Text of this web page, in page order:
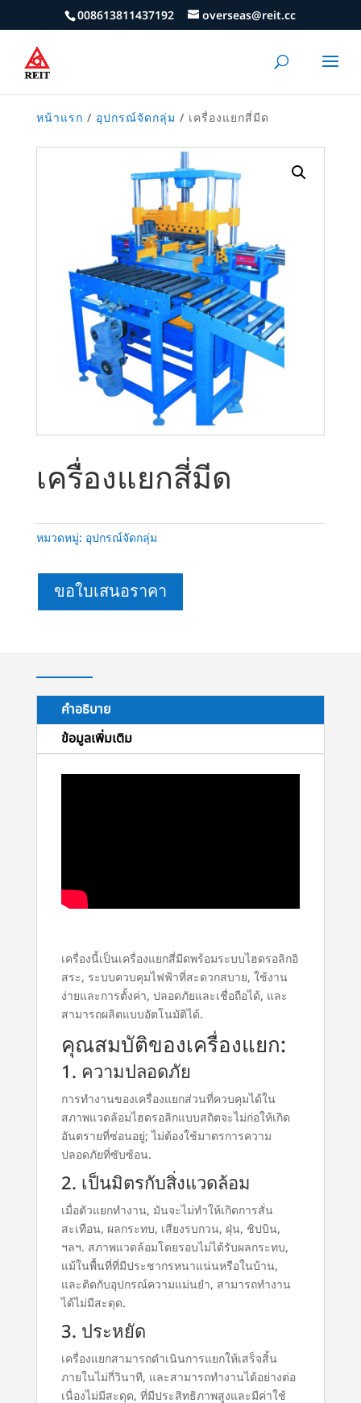
008613811437192 overseas@reit.cc
หน้าแรก / อุปกรณ์จัดกลุ่ม / เครื่องแยกสี่มีด
เครื่องแยกสี่มีด
หมวดหมู่: อุปกรณ์จัดกลุ่ม
ขอใบเสนอราคา
คำอธิบาย
ข้อมูลเพิ่มเติม
เครื่องนี้เป็นเครื่องแยกสี่มีดพร้อมระบบไฮดรอลิกอิ
สระ, ระบบควบคุมไฟฟ้าที่สะดวกสบาย, ใช้งาน
ง่ายและการตั้งค่า, ปลอดภัยและเชื่อถือได้, และ
สามารถผลิตแบบอัตโนมัติได้.
คุณสมบัติของเครื่องแยก:
1. ความปลอดภัย
การทำงานของเครื่องแยกส่วนที่ควบคุมได้ใน
สภาพแวดล้อมไฮดรอลิกแบบสถิตจะไม่ก่อให้เกิด
อันตรายที่ซ่อนอยู่; ไม่ต้องใช้มาตรการความ
ปลอดภัยที่ซับซ้อน.
2. เป็นมิตรกับสิ่งแวดล้อม
เมื่อตัวแยกทำงาน, มันจะไม่ทำให้เกิดการสั่น
สะเทือน, ผลกระทบ, เสียงรบกวน, ฝุ่น, ชิปบิน,
ฯลฯ. สภาพแวดล้อมโดยรอบไม่ได้รับผลกระทบ,
แม้ในพื้นที่ที่มีประชากรหนาแน่นหรือในบ้าน,
และติดกับอุปกรณ์ความแม่นยำ, สามารถทำงาน
ได้ไม่มีสะดุด.
3. ประหยัด
เครื่องแยกสามารถดำเนินการแยกให้เสร็จสิ้น
ภายในไม่กี่วินาที, และสามารถทำงานได้อย่างต่อ
เนื่องไม่มีสะดุด, ที่มีประสิทธิภาพสูงและมีค่าใช้